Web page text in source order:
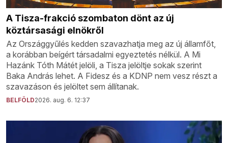
A Tisza-frakció szombaton dönt az új
köztársasági elnökről
Az Országgyűlés kedden szavazhatja meg az új államfőt,
a korábban beígért társadalmi egyeztetés nélkül. A Mi
Hazánk Tóth Mátét jelöli, a Tisza jelöltje sokak szerint
Baka András lehet. A Fidesz és a KDNP nem vesz részt a
szavazáson és jelöltet sem állítanak.
BELFÖLD2026. aug. 6. 12:37